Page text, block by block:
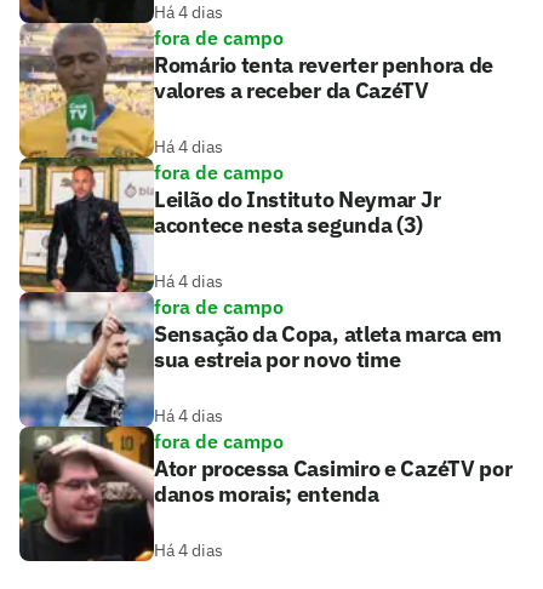
Há 4 dias
fora de campo
Romário tenta reverter penhora de
valores a receber da CazéTV
Há 4 dias
fora de campo
Leilão do Instituto Neymar Jr
acontece nesta segunda (3)
Há 4 dias
fora de campo
Sensação da Copa, atleta marca em
sua estreia por novo time
Há 4 dias
fora de campo
Ator processa Casimiro e CazéTV por
danos morais; entenda
Há 4 dias